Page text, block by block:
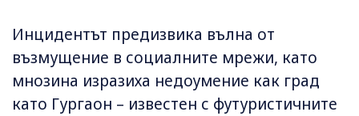
Инцидентът предизвика вълна от
възмущение в социалните мрежи, като
мнозина изразиха недоумение как град
като Гургаон – известен с футуристичните